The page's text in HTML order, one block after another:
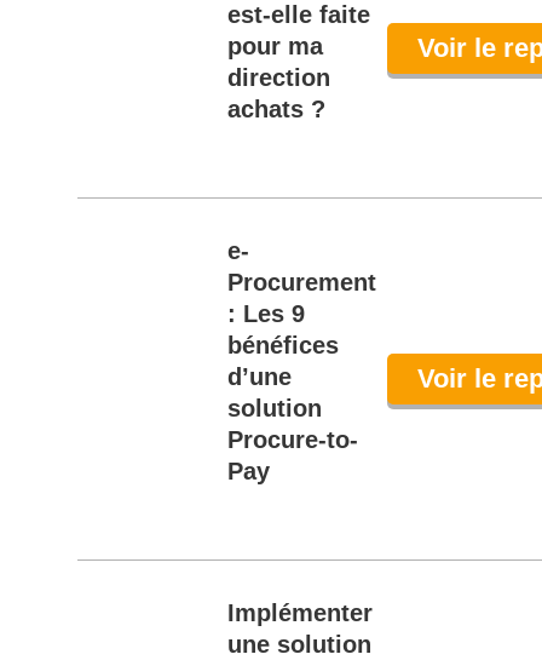
est-elle faite
pour ma
direction
achats ?
Voir le
e-
Procurement
: Les 9
bénéfices
d’une
solution
Procure-to-
Pay
Voir le
Implémenter
une solution